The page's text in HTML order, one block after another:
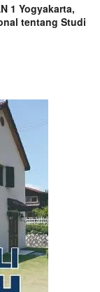
1 Yogyakarta,
tentang Studi